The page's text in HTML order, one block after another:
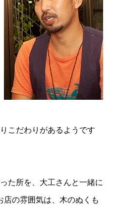
こだわりがあるようです
た所を、大工さんと一緒に
店の雰囲気は、木のぬくも